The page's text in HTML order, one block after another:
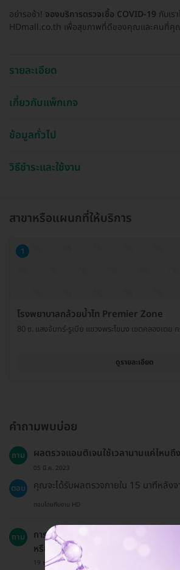
อย่ารอช้า! จองบริการตรวจเชื้อ COVID-19 กับเร
HDmall.co.th เพื่อสุขภาพที่ดีของคุณและคนที่คุ
รายละเอียด
เกี่ยวกับแพ็กเกจ
ข้อมูลทั่วไป
วิธีชำระและใช้งาน
สาขาหรือแผนกที่ให้บริการ
1
โรงพยาบาลกล้วยน้ำไท Premier Zone
80 ซ. แสงจันทร์-รูเบีย แขวงพระโขนง เขตคลองเตย
ดูรายละเอียด
คำถามพบบ่อย
ถาม ผลตรวจแอนติเจนใช้เวลานานแค่ไหนถึ
05 มี.ค. 2023
ตอบ คุณจะได้รับผลตรวจภายใน 15 นาทีหลังจ
ตอบโดยทีมงาน HD
ถาม
การตรวจแอนติเจน COVID-19 ใช้ตรว
หรือไม่?
19 ธ.ค. 2024